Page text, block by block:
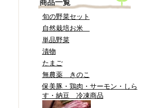
商品一覧
旬の野菜セット
自然栽培お米
単品野菜
漬物
たまご
無農薬 きのこ
保美豚・鶏肉・サーモン・しら
す・納豆 冷凍商品